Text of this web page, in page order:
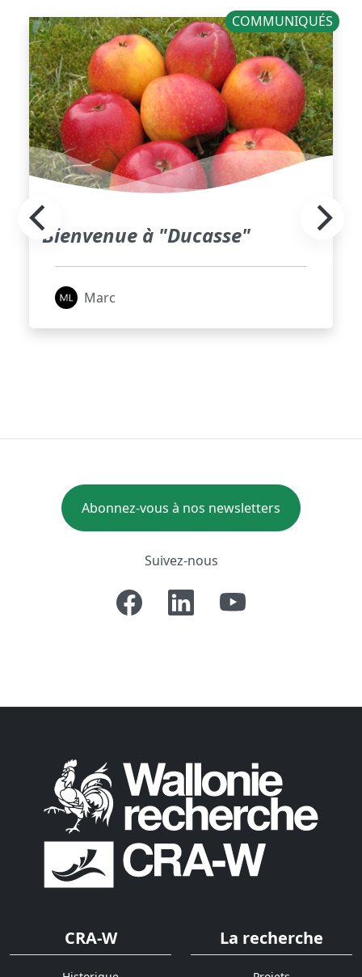
COMMUNIQUÉS
Bienvenue à "Ducasse"
Marc
Abonnez-vous à nos newsletters
Suivez-nous
CRA-W La recherche